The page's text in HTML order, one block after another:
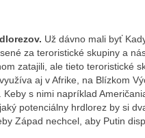
Už dávno mali byť
za teroristické skupiny a
zatajili, ale tieto teroristické
aj v Afrike, na Blízkom
s nimi napríklad
potenciálny hrdlorez by si
Západ nechcel, aby Putin